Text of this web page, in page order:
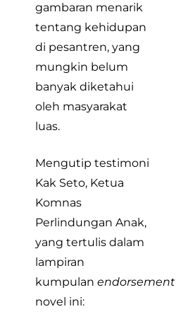
gambaran menarik
tentang kehidupan
di pesantren, yang
mungkin belum
banyak diketahui
oleh masyarakat
luas.
Mengutip testimoni
Kak Seto, Ketua
Komnas
Perlindungan Anak,
yang tertulis dalam
lampiran
kumpulan endorsement
novel ini: